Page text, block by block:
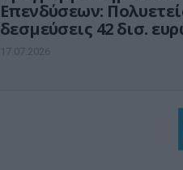
Επενδύσεων:
δεσμεύσεις 42 δισ.
την επόμενη τετραετία.
17.07.2026